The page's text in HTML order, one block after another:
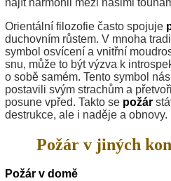
Orientální filozofie často spojuje
duchovním růstem. V mnoha
symbol osvícení a vnitřní
snu, může to být výzva k
o sobě samém. Tento symbol
postavili svým strachům a
posune vpřed. Takto se požár
destrukce, ale i naděje a obnovy.
Požár v jiných
Požár v domě